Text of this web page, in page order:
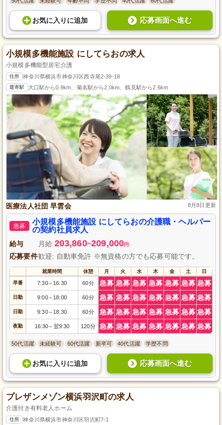
お気に入り に追加 応募画面へ進む
小規模多機能施設 にしてらおの求人
小規模多機能型居宅介護
住所 神奈川県横浜市神奈川区西寺尾2-39-18
最寄駅 大口駅から0.9km、菊名駅から2.0km、鶴見駅から2.6km
医療法人社団 早雲会 8月8日更新
急募
小規模多機能施設 にしてらおの介護職・ヘルパー
の契約社員求人
給与 月給 203,860~209,000円
応募要件歓迎: 自動車免許 ※無資格の方でも応募可能です。
就業時間 休憩 月 火 水 木 金 土 日
早番 7:30～ 16:30 60分 急募 急募 急募 急募 急募 急募 急募
日勤 9:00～ 18:00 60分 急募 急募 急募 急募 急募 急募 急募
日勤 9:30～ 18:30 60分 急募 急募 急募 急募 急募 急募 急募
夜勤 16:30～ 翌9:30 120分 急募 急募 急募 急募 急募 急募 急募
50代活躍 未経験可 60代活躍 新卒可 40代活躍 学歴不問
お気に入り に追加 応募画面へ進む
プレザンメゾン横浜羽沢町の求人
介護付き有料老人ホーム
住所 神奈川県横浜市神奈川区羽沢町7-1